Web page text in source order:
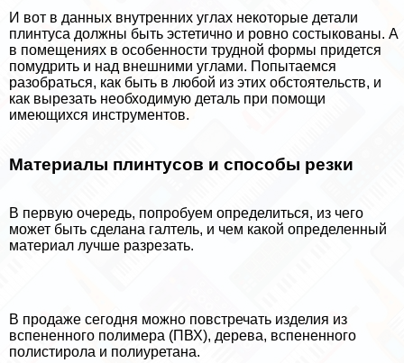
И вот в данных внутренних углах некоторые детали
плинтуса должны быть эстетично и ровно состыкованы. А
в помещениях в особенности трудной формы придется
помудрить и над внешними углами. Попытаемся
разобраться, как быть в любой из этих обстоятельств, и
как вырезать необходимую деталь при помощи
имеющихся инструментов.
Материалы плинтусов и способы резки
В первую очередь, попробуем определиться, из чего
может быть сделана галтель, и чем какой определенный
материал лучше разрезать.
В продаже сегодня можно повстречать изделия из
вспененного полимера (ПВХ), дерева, вспененного
полистирола и полиуретана.